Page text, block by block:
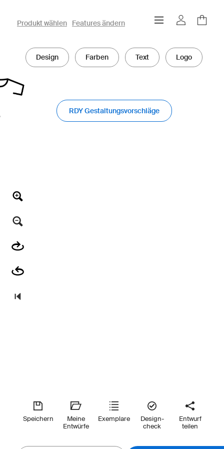
owayo 3D-Konfigurator
Produkt wählen Features ändern
Design Farben Text Logo
RDY Gestaltungsvorschläge
Speichern
Meine
Entwürfe
Exemplare
Design-
check
Entwurf
teilen